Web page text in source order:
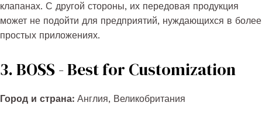
клапанах. С другой стороны, их передовая продукция
может не подойти для предприятий, нуждающихся в более
простых приложениях.
3. BOSS - Best for Customization
Город и страна: Англия, Великобритания